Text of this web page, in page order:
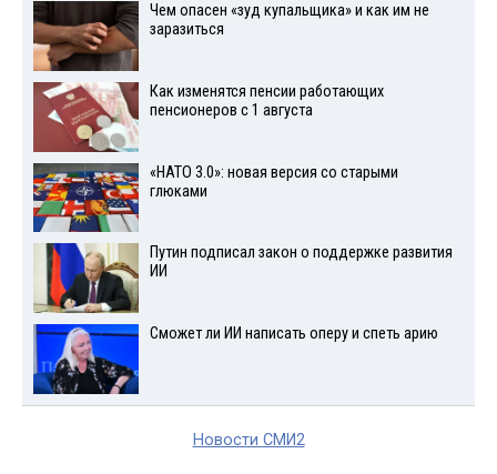
Чем опасен «зуд купальщика» и как им не
заразиться
Как изменятся пенсии работающих
пенсионеров с 1 августа
«НАТО 3.0»: новая версия со старыми
глюками
Путин подписал закон о поддержке развития
ИИ
Сможет ли ИИ написать оперу и спеть арию
Новости СМИ2